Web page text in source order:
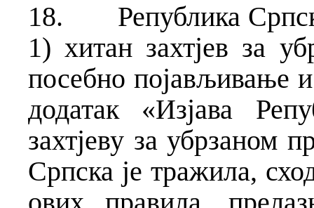
18.
Република
1) хитан захтјев за
посебно појављивање
додатак «Изјава
захтјеву за убрзаном
Српска је тражила,